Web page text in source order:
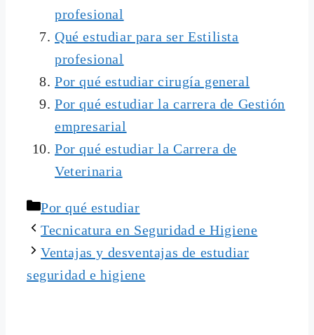
profesional
Qué estudiar para ser Estilista
profesional
Por qué estudiar cirugía general
Por qué estudiar la carrera de Gestión
empresarial
Por qué estudiar la Carrera de
Veterinaria
Categorías
Por qué estudiar
Tecnicatura en Seguridad e Higiene
Ventajas y desventajas de estudiar
seguridad e higiene